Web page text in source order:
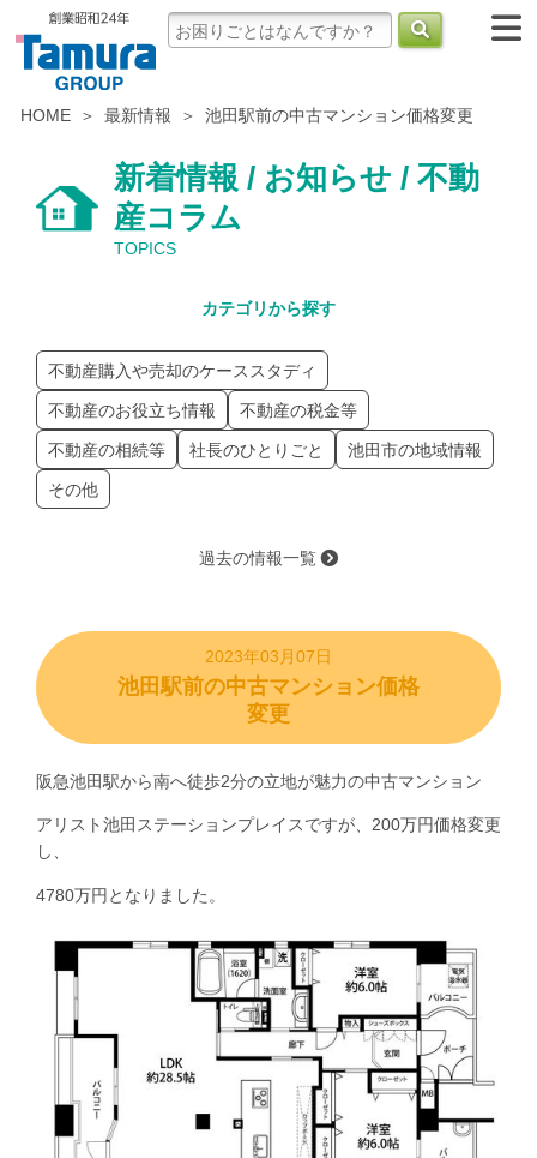
HOME 最新情報 池田駅前の中古マンション価格変更
新着情報 / お知らせ / 不動
産コラム
TOPICS
カテゴリから探す
不動産購入や売却のケーススタディ
不動産のお役立ち情報 不動産の税金等
不動産の相続等 社長のひとりごと 池田市の地域情報
その他
過去の情報一覧
2023年03月07日
池田駅前の中古マンション価格
変更
阪急池田駅から南へ徒歩2分の立地が魅力の中古マンション
アリスト池田ステーションプレイスですが、200万円価格変更
し、
4780万円となりました。